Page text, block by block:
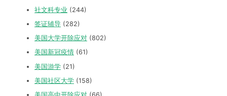
社文科专业 (244)
签证辅导 (282)
美国大学开除应对 (802)
美国新冠疫情 (61)
美国游学 (21)
美国社区大学 (158)